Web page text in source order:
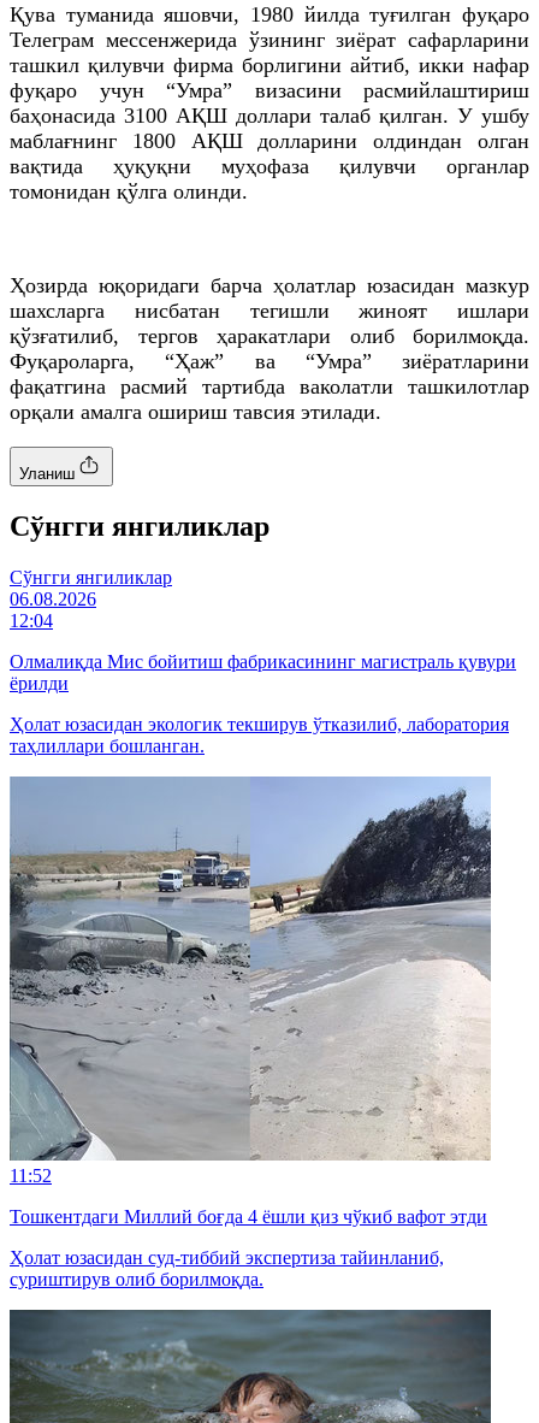
Қува туманида яшовчи, 1980 йилда туғилган фуқаро
Телеграм мессенжерида ўзининг зиёрат сафарларини
ташкил қилувчи фирма борлигини айтиб, икки нафар
фуқаро учун “Умра” визасини расмийлаштириш
баҳонасида 3100 АҚШ доллари талаб қилган. У ушбу
маблағнинг 1800 АҚШ долларини олдиндан олган
вақтида ҳуқуқни муҳофаза қилувчи органлар
томонидан қўлга олинди.
Ҳозирда юқоридаги барча ҳолатлар юзасидан мазкур
шахсларга нисбатан тегишли жиноят ишлари
қўзғатилиб, тергов ҳаракатлари олиб борилмоқда.
Фуқароларга, “Ҳаж” ва “Умра” зиёратларини
фақатгина расмий тартибда ваколатли ташкилотлар
орқали амалга ошириш тавсия этилади.
Уланиш
Cўнгги янгиликлар
Cўнгги янгиликлар
06.08.2026
12:04
Олмалиқда Мис бойитиш фабрикасининг магистраль қувури
ёрилди
Ҳолат юзасидан экологик текширув ўтказилиб, лаборатория
таҳлиллари бошланган.
11:52
Тошкентдаги Миллий боғда 4 ёшли қиз чўкиб вафот этди
Ҳолат юзасидан суд-тиббий экспертиза тайинланиб,
суриштирув олиб борилмоқда.